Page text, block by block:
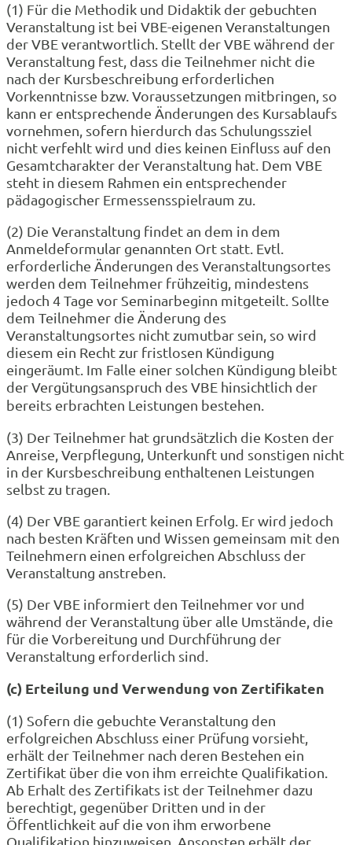
(1) Für die Methodik und Didaktik der gebuchten
Veranstaltung ist bei VBE-eigenen Veranstaltungen
der VBE verantwortlich. Stellt der VBE während der
Veranstaltung fest, dass die Teilnehmer nicht die
nach der Kursbeschreibung erforderlichen
Vorkenntnisse bzw. Voraussetzungen mitbringen, so
kann er entsprechende Änderungen des Kursablaufs
vornehmen, sofern hierdurch das Schulungssziel
nicht verfehlt wird und dies keinen Einfluss auf den
Gesamtcharakter der Veranstaltung hat. Dem VBE
steht in diesem Rahmen ein entsprechender
pädagogischer Ermessensspielraum zu.
(2) Die Veranstaltung findet an dem in dem
Anmeldeformular genannten Ort statt. Evtl.
erforderliche Änderungen des Veranstaltungsortes
werden dem Teilnehmer frühzeitig, mindestens
jedoch 4 Tage vor Seminarbeginn mitgeteilt. Sollte
dem Teilnehmer die Änderung des
Veranstaltungsortes nicht zumutbar sein, so wird
diesem ein Recht zur fristlosen Kündigung
eingeräumt. Im Falle einer solchen Kündigung bleibt
der Vergütungsanspruch des VBE hinsichtlich der
bereits erbrachten Leistungen bestehen.
(3) Der Teilnehmer hat grundsätzlich die Kosten der
Anreise, Verpflegung, Unterkunft und sonstigen nicht
in der Kursbeschreibung enthaltenen Leistungen
selbst zu tragen.
(4) Der VBE garantiert keinen Erfolg. Er wird jedoch
nach besten Kräften und Wissen gemeinsam mit den
Teilnehmern einen erfolgreichen Abschluss der
Veranstaltung anstreben.
(5) Der VBE informiert den Teilnehmer vor und
während der Veranstaltung über alle Umstände, die
für die Vorbereitung und Durchführung der
Veranstaltung erforderlich sind.
(c) Erteilung und Verwendung von Zertifikaten
(1) Sofern die gebuchte Veranstaltung den
erfolgreichen Abschluss einer Prüfung vorsieht,
erhält der Teilnehmer nach deren Bestehen ein
Zertifikat über die von ihm erreichte Qualifikation.
Ab Erhalt des Zertifikats ist der Teilnehmer dazu
berechtigt, gegenüber Dritten und in der
Öffentlichkeit auf die von ihm erworbene